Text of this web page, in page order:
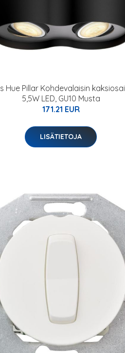
Hue Pillar Kohdevalaisin
5,5W LED, GU10 Musta
171.21 EUR
LISÄTIETOJA